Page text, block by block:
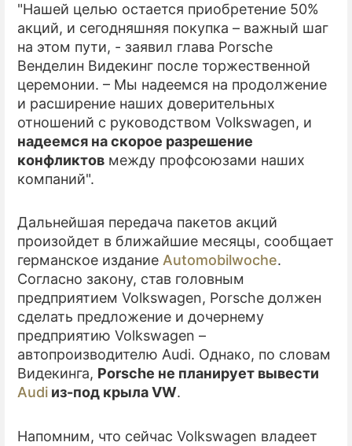
ИГРЫ
ПРЕСС-РЕЛИЗЫ
О ПРОЕКТЕ
"Нашей целью остается приобретение 50%
акций, и сегодняшняя покупка – важный шаг
на этом пути, - заявил глава Porsche
Венделин Видекинг после торжественной
церемонии. – Мы надеемся на продолжение
и расширение наших доверительных
отношений с руководством Volkswagen, и
надеемся на скорое разрешение
конфликтов между профсоюзами наших
компаний".
Дальнейшая передача пакетов акций
произойдет в ближайшие месяцы, сообщает
германское издание Automobilwoche.
Согласно закону, став головным
предприятием Volkswagen, Porsche должен
сделать предложение и дочернему
предприятию Volkswagen –
автопроизводителю Audi. Однако, по словам
Видекинга, Porsche не планирует вывести
Audi из-под крыла VW.
Напомним, что сейчас Volkswagen владеет